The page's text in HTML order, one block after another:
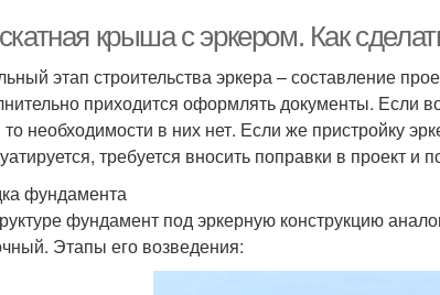
крыша с эркером. Как
этап строительства эркера – составление
приходится оформлять документы. Если
необходимости в них нет. Если же пристройку
требуется вносить поправки в проект и
фундамента
фундамент под эркерную конструкцию
Этапы его возведения: